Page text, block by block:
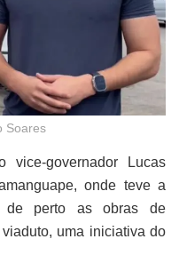
Soares
vice-governador Lucas
onde teve a
de perto as obras de
uma iniciativa do